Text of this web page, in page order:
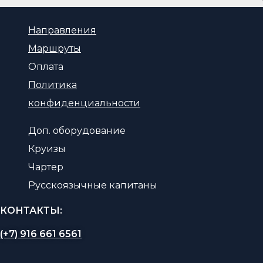
Направления
Маршруты
Оплата
Политика
конфиденциальности
Доп. оборудование
Круизы
Чартер
Русскоязычные капитаны
КОНТАКТЫ:
(+7) 916 661 6561